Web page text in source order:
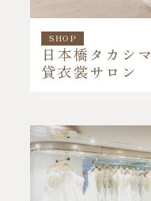
SHOP
日本橋タカシ
貸衣裳サロン